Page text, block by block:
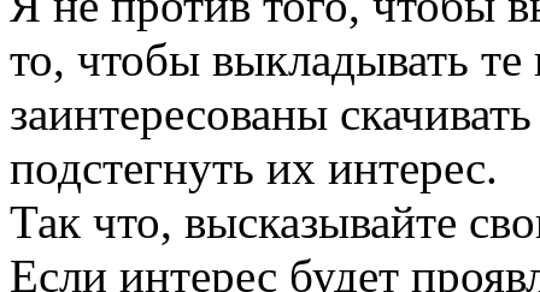
то, чтобы выкладывать
заинтересованы
подстегнуть их интерес.
Так что, высказывайте
Если интерес будет